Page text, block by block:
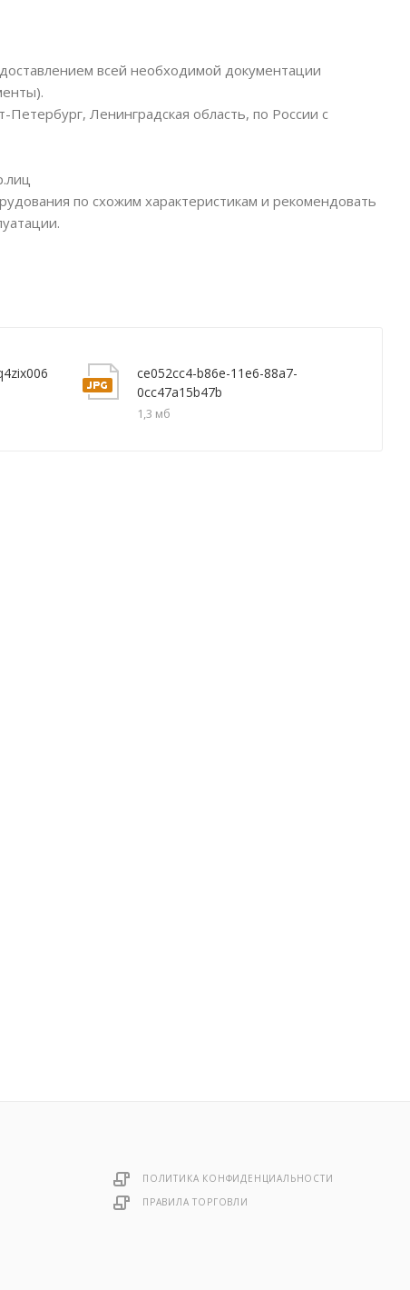
всей необходимой документации
Ленинградская область, по России с
по схожим характеристикам и рекомендовать
ce052cc4-b86e-11e6-88a7-
0cc47a15b47b
1,3 мб
ПОЛИТИКА КОНФИДЕНЦИАЛЬНОСТИ
ПРАВИЛА ТОРГОВЛИ